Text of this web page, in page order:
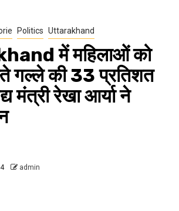
Politics Uttarakhand
में महिलाओं को
गल्ले की 33 प्रतिशत
मंत्री रेखा आर्या ने
admin